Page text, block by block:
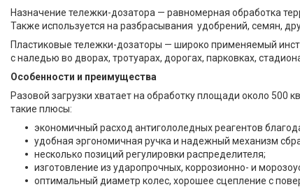
Каталог
Лента сигнальная
Замки врезные и навесные
Доводчики дверные
Противогололедный реагент
Тележка разбрасыватель,
тележка дозатор
Оборудование LOCKOUT
Назначение тележки-дозатора — равномерная обработка
Также используется на разбрасывания удобрений, семян,
Пластиковые тележки-дозаторы — широко применяемый
с наледью во дворах, тротуарах, дорогах, парковках,
Особенности и преимущества
Разовой загрузки хватает на обработку площади около
такие плюсы:
экономичный расход антигололедных реагентов
удобная эргономичная ручка и надежный механизм
несколько позиций регулировки распределителя;
изготовление из ударопрочных, коррозионно- и
оптимальный диаметр колес, хорошее сцепление с